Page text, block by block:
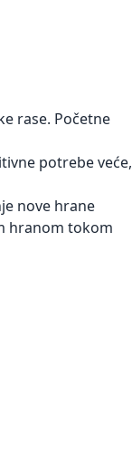
rase. Početne
potrebe veće,
nove hrane
hranom tokom